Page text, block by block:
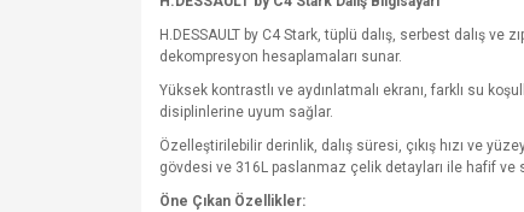
H.DESSAULT by C4 Stark, tüplü dalış, serbest dalış
dekompresyon hesaplamaları sunar.
Yüksek kontrastlı ve aydınlatmalı ekranı, farklı su
disiplinlerine uyum sağlar.
Özelleştirilebilir derinlik, dalış süresi, çıkış hızı ve
gövdesi ve 316L paslanmaz çelik detayları ile hafif ve
Öne Çıkan Özellikler: